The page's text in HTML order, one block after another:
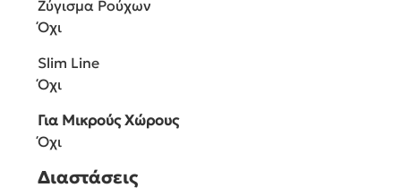
Ζύγισμα Ρούχων
Όχι
Slim Line
Όχι
Για Μικρούς Χώρους
Όχι
Διαστάσεις